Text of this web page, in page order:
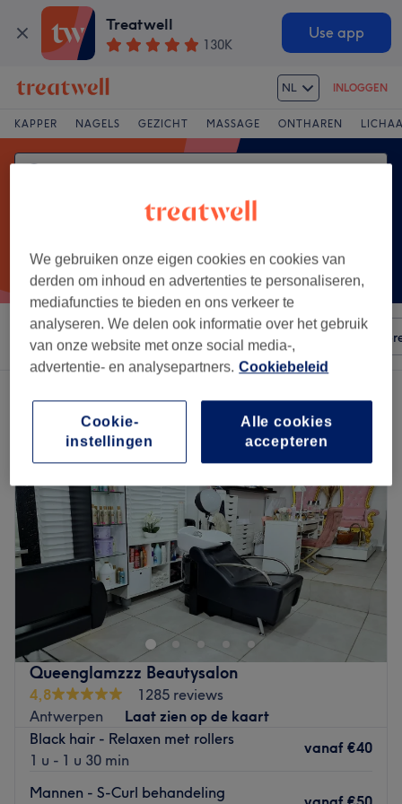
Treatwell
130K
Use app
NL INLOGGEN
KAPPER NAGELS GEZICHT MASSAGE ONTHAREN
Sorteer op Elke prijs Voorzieningen Salons
Queenglamzzz Beautysalon
4,8
1285 reviews
Antwerpen
Laat zien op de kaart
Black hair - Relaxen met rollers
1 u - 1 u 30 min
vanaf €40
Mannen - S-Curl behandeling
We gebruiken onze eigen cookies en cookies van
derden om inhoud en advertenties te personaliseren,
mediafuncties te bieden en ons verkeer te
analyseren. We delen ook informatie over het gebruik
van onze website met onze social media-,
advertentie- en analysepartners. Cookiebeleid
Alle cookies
accepteren
Cookie-
instellingen